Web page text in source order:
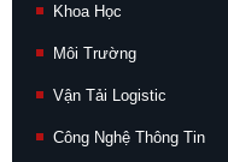
Khoa Học
Môi Trường
Vận Tải Logistic
Công Nghệ Thông Tin